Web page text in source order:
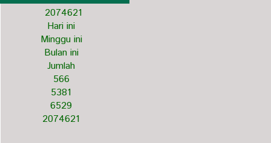
2074621
Hari ini
Minggu ini
Bulan ini
Jumlah
566
5381
6529
2074621